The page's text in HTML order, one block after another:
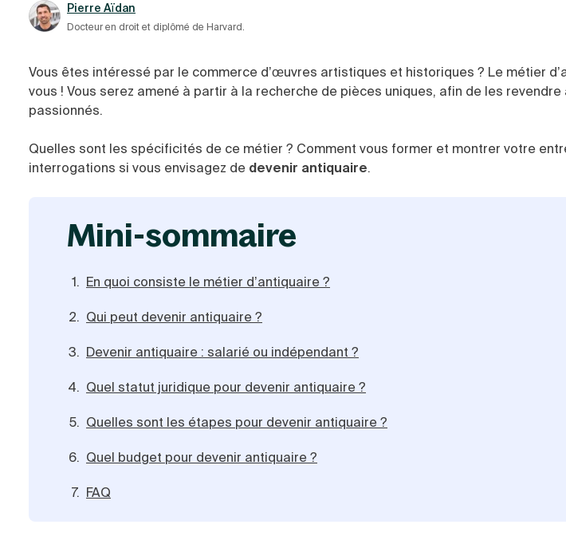
Pierre Aïdan
Docteur en droit et diplômé de Harvard.
Vous êtes intéressé par le commerce d’œuvres artistiques et historiques ? Le métier
vous ! Vous serez amené à partir à la recherche de pièces uniques, afin de les
passionnés.
Quelles sont les spécificités de ce métier ? Comment vous former et montrer votre
interrogations si vous envisagez de devenir antiquaire.
mini-sommaire
En quoi consiste le métier d’antiquaire ?
Qui peut devenir antiquaire ?
Devenir antiquaire : salarié ou indépendant ?
Quel statut juridique pour devenir antiquaire ?
Quelles sont les étapes pour devenir antiquaire ?
Quel budget pour devenir antiquaire ?
FAQ